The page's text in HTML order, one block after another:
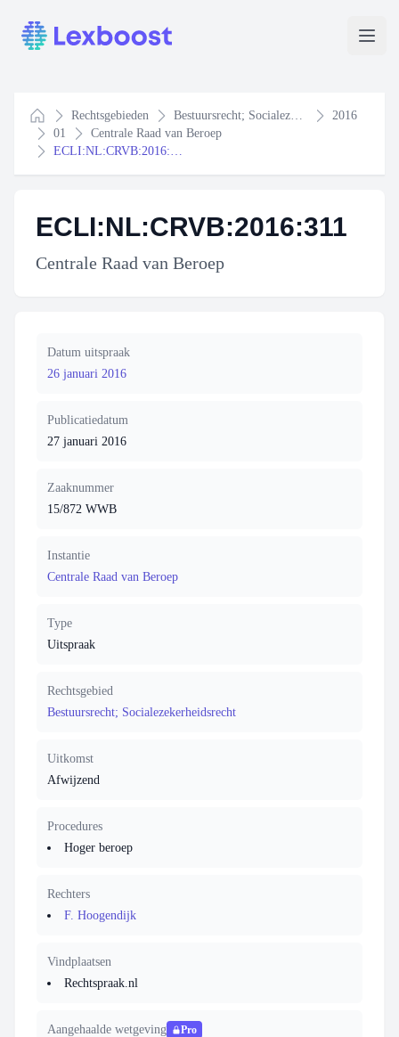
Lexboost
Home
Rechtsgebieden Bestuursrecht; Socialezekerheidsrecht
2016
01
Centrale Raad van Beroep
ECLI:NL:CRVB:2016:311
ECLI:NL:CRVB:2016:311
Centrale Raad van Beroep
Datum uitspraak
26 januari 2016
Publicatiedatum
27 januari 2016
Zaaknummer
15/872 WWB
Instantie
Centrale Raad van Beroep
Type
Uitspraak
Rechtsgebied
Bestuursrecht; Socialezekerheidsrecht
Uitkomst
Afwijzend
Procedures
Hoger beroep
Rechters
F. Hoogendijk
Vindplaatsen
Rechtspraak.nl
Aangehaalde wetgeving Pro